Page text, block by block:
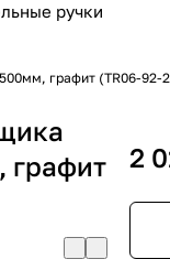
ручки
графит (TR06-92-
графит
2